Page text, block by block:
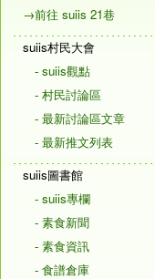
→前往 suiis 21巷
suiis村民大會
- suiis觀點
- 村民討論區
- 最新討論區文章
- 最新推文列表
suiis圖書館
- suiis專欄
- 素食新聞
- 素食資訊
- 食譜倉庫